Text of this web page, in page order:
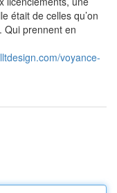
était de celles qu’on
Qui prennent en
voyance-